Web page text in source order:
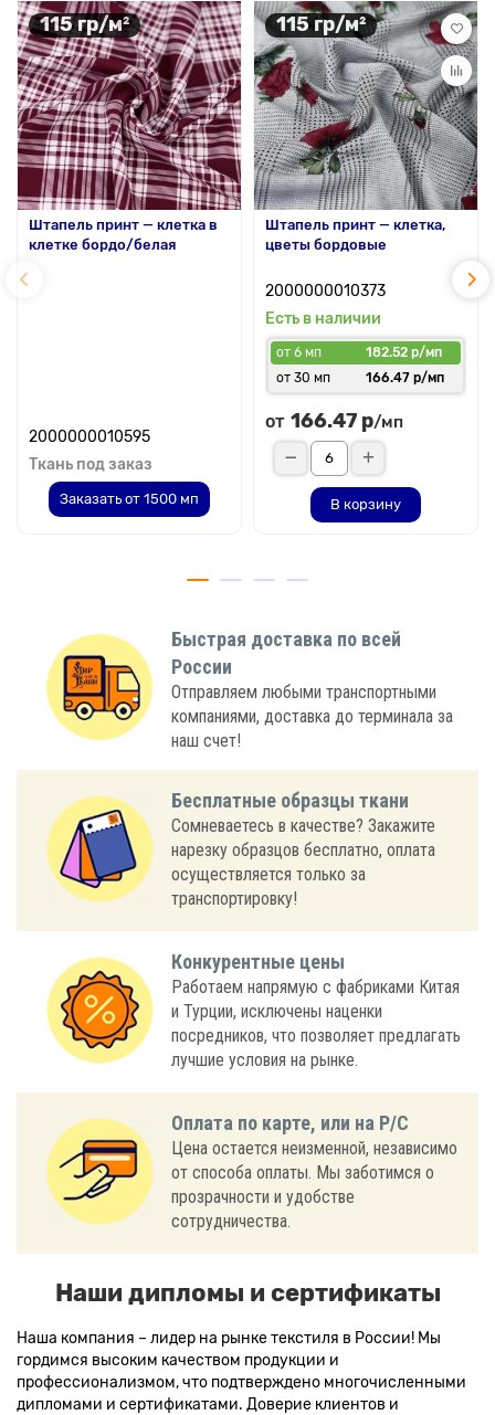
115 гр/м²
Штапель принт — клетка в
клетке бордо/белая
2000000010595
Ткань под заказ
Заказать от 1500 мп
115 гр/м²
Штапель принт — клетка,
цветы бордовые
2000000010373
Есть в наличии
от 6 мп
182.52 р/мп
от 30 мп
166.47 р/мп
от 166.47 р/мп
В корзину
Быстрая доставка по всей
России
Отправляем любыми транспортными
компаниями, доставка до терминала за
наш счет!
Бесплатные образцы ткани
Сомневаетесь в качестве? Закажите
нарезку образцов бесплатно, оплата
осуществляется только за
транспортировку!
Конкурентные цены
Работаем напрямую с фабриками Китая
и Турции, исключены наценки
посредников, что позволяет предлагать
лучшие условия на рынке.
Оплата по карте, или на Р/С
Цена остается неизменной, независимо
от способа оплаты. Мы заботимся о
прозрачности и удобстве
сотрудничества.
Наши дипломы и сертификаты
Наша компания – лидер на рынке текстиля в России! Мы
гордимся высоким качеством продукции и
профессионализмом, что подтверждено многочисленными
дипломами и сертификатами. Доверие клиентов и